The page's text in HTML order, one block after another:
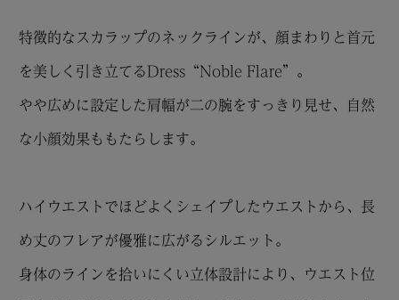
特徴的なスカラップのネックラインが、顔まわりと首元
を美しく引き立てるDress“Noble Flare”。
やや広めに設定した肩幅が二の腕をすっきり見せ、自然
な小顔効果ももたらします。
ハイウエストでほどよくシェイプしたウエストから、長
め丈のフレアが優雅に広がるシルエット。
身体のラインを拾いにくい立体設計により、ウエスト位